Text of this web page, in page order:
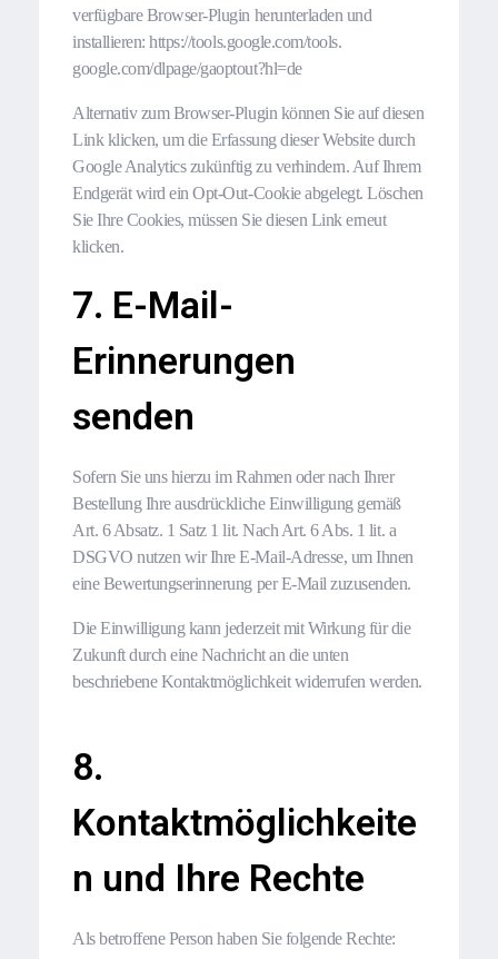
verfügbare Browser-Plugin herunterladen und
installieren: https://tools.google.com/tools.
google.com/dlpage/gaoptout?hl=de
Alternativ zum Browser-Plugin können Sie auf diesen
Link klicken, um die Erfassung dieser Website durch
Google Analytics zukünftig zu verhindern. Auf Ihrem
Endgerät wird ein Opt-Out-Cookie abgelegt. Löschen
Sie Ihre Cookies, müssen Sie diesen Link erneut
klicken.
7. E-Mail-
Erinnerungen
senden
Sofern Sie uns hierzu im Rahmen oder nach Ihrer
Bestellung Ihre ausdrückliche Einwilligung gemäß
Art. 6 Absatz. 1 Satz 1 lit. Nach Art. 6 Abs. 1 lit. a
DSGVO nutzen wir Ihre E-Mail-Adresse, um Ihnen
eine Bewertungserinnerung per E-Mail zuzusenden.
Die Einwilligung kann jederzeit mit Wirkung für die
Zukunft durch eine Nachricht an die unten
beschriebene Kontaktmöglichkeit widerrufen werden.
8.
Kontaktmöglichkeite
n und Ihre Rechte
Als betroffene Person haben Sie folgende Rechte: